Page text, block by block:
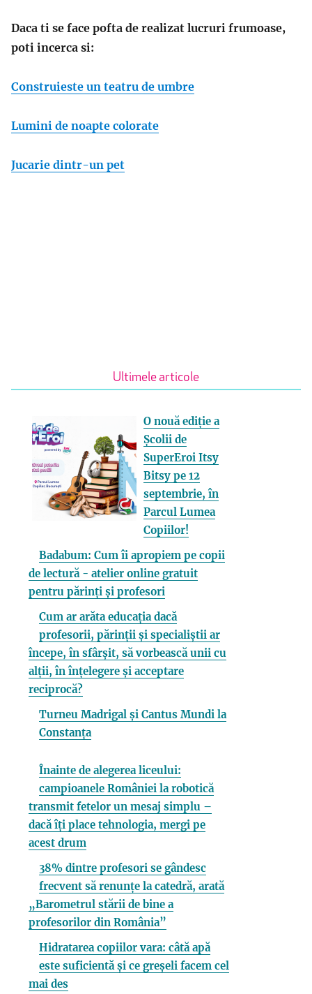
Daca ti se face pofta de realizat lucruri frumoase,
poti incerca si:
Construieste un teatru de umbre
Lumini de noapte colorate
Jucarie dintr-un pet
Ultimele articole
O nouă ediție a
Școlii de
SuperEroi Itsy
Bitsy pe 12
septembrie, în
Parcul Lumea
Copiilor!
Badabum: Cum îi apropiem pe copii
de lectură - atelier online gratuit
pentru părinți și profesori
Cum ar arăta educația dacă
profesorii, părinții și specialiștii ar
începe, în sfârșit, să vorbească unii cu
alții, în înțelegere și acceptare
reciprocă?
Turneu Madrigal și Cantus Mundi la
Constanța
Înainte de alegerea liceului:
campioanele României la robotică
transmit fetelor un mesaj simplu –
dacă îți place tehnologia, mergi pe
acest drum
38% dintre profesori se gândesc
frecvent să renunțe la catedră, arată
„Barometrul stării de bine a
profesorilor din România”
Hidratarea copiilor vara: câtă apă
este suficientă și ce greșeli facem cel
mai des